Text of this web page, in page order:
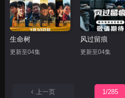
生命树
更新至04集
风过留痕
更新至04集
上一页 1/285